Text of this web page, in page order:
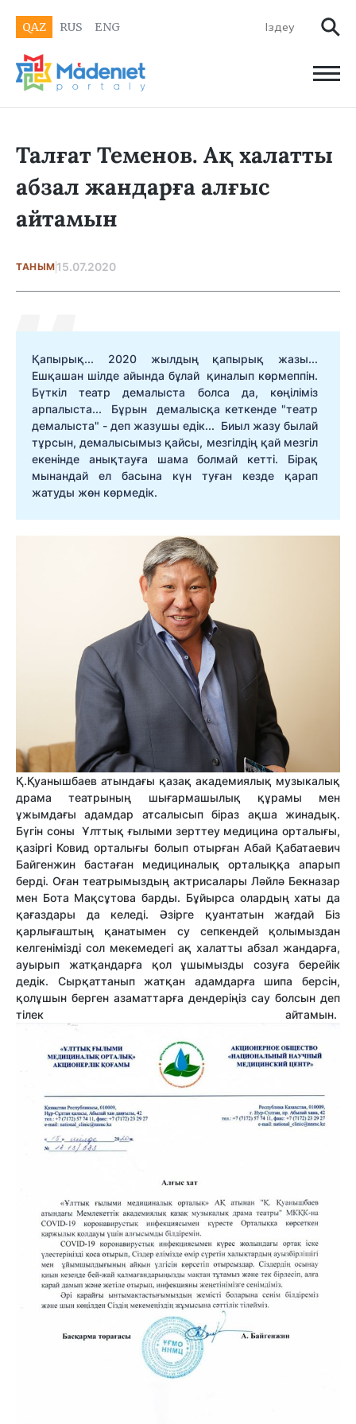
QAZ RUS ENG
Талғат Теменов. Ақ халатты
абзал жандарға алғыс
айтамын
ТАНЫМ 15.07.2020
Қапырық... 2020 жылдың қапырық жазы...
Ешқашан шілде айында бұлай қиналып көрмеппін.
Бүткіл театр демалыста болса да, көңіліміз
арпалыста... Бұрын демалысқа кеткенде "театр
демалыста" - деп жазушы едік... Биыл жазу былай
тұрсын, демалысымыз қайсы, мезгілдің қай мезгіл
екенінде анықтауға шама болмай кетті. Бірақ
мынандай ел басына күн туған кезде қарап
жатуды жөн көрмедік.
Қ.Қуанышбаев атындағы қазақ академиялық музыкалық
драма театрының шығармашылық құрамы мен
ұжымдағы адамдар атсалысып біраз ақша жинадық.
Бүгін соны Ұлттық ғылыми зерттеу медицина орталығы,
қазіргі Ковид орталығы болып отырған Абай Қабатаевич
Байгенжин бастаған медициналық орталыққа апарып
берді. Оған театрымыздың актрисалары Ләйлә Бекназар
мен Бота Мақсұтова барды. Бұйырса олардың хаты да
қағаздары да келеді. Әзірге қуантатын жағдай Біз
қарлығаштың қанатымен су сепкендей қолымыздан
келгенімізді сол мекемедегі ақ халатты абзал жандарға,
ауырып жатқандарға қол ұшымызды созуға берейік
дедік. Сырқаттанып жатқан адамдарға шипа берсін,
қолұшын берген азаматтарға дендеріңіз сау болсын деп
тілек айтамын.